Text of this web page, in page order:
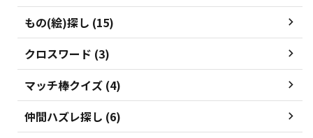
もの(絵)探し (15)
クロスワード (3)
マッチ棒クイズ (4)
仲間ハズレ探し (6)